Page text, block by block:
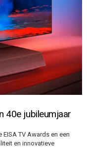
40e jubileumjaar
TV Awards en een
en innovatieve